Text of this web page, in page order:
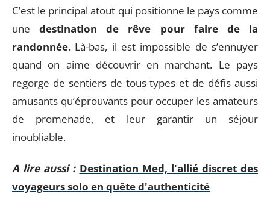
C’est le principal atout qui positionne le pays comme
unedestination de rêve pour faire de la
randonnée. Là-bas, il est impossible de s’ennuyer
quand on aime découvrir en marchant. Le pays
regorge de sentiers de tous types et de défis aussi
amusants qu’éprouvants pour occuper les amateurs
de promenade, et leur garantir un séjour
inoubliable.
A lire aussi : Destination Med, l'allié discret des
voyageurs solo en quête d'authenticité